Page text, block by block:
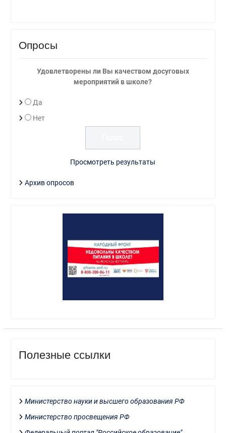
Опросы
Удовлетворены ли Вы качеством досуговых
мероприятий в школе?
Да
Нет
Просмотреть результаты
Архив опросов
Полезные ссылки
Министерство науки и высшего образования РФ
Министерство просвещения РФ